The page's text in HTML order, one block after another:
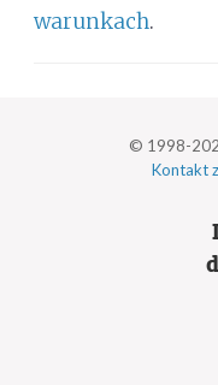
warunkach.
© 1998-
Kontakt